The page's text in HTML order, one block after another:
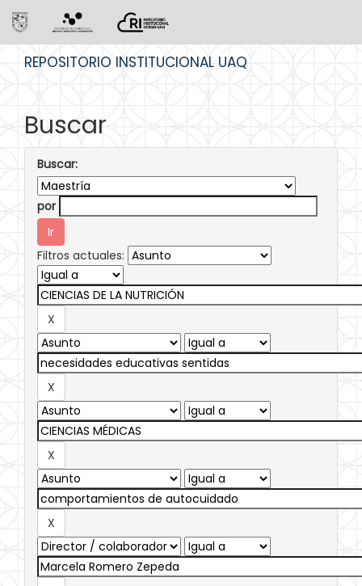
REPOSITORIO INSTITUCIONAL UAQ
Buscar
Buscar:
por
Filtros actuales: